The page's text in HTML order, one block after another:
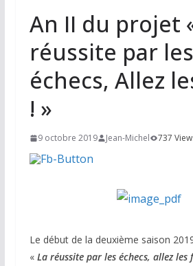
An II du projet
réussite par les
échecs, Allez
! »
9 octobre 2019 Jean-Michel 737
Le début de la deuxième saison
« La réussite par les échecs, allez les